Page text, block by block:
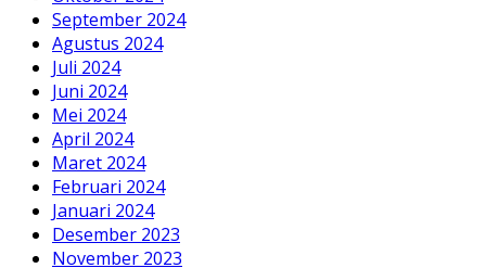
September 2024
Agustus 2024
Juli 2024
Juni 2024
Mei 2024
April 2024
Maret 2024
Februari 2024
Januari 2024
Desember 2023
November 2023